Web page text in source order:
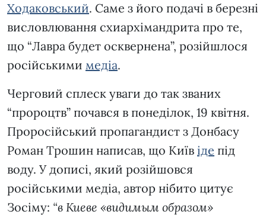
Ходаковський. Саме з його подачі в березні
висловлювання схиархімандрита про те,
що “Лавра будет осквернена”, розійшлося
російськими медіа.
Черговий сплеск уваги до так званих
“пророцтв” почався в понеділок, 19 квітня.
Проросійський пропагандист з Донбасу
Роман Трошин написав, що Київ іде під
воду. У дописі, який розійшовся
російськими медіа, автор нібито цитує
Зосіму: “в Киеве «видимым образом»